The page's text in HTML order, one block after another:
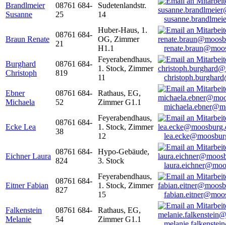
Brandlmeier
Susanne
08761 684-
25
Sudetenlandstr.
14
Braun Renate
08761 684-
21
Huber-Haus, 1.
OG, Zimmer
H1.1
Burghard
Christoph
08761 684-
819
Feyerabendhaus,
1. Stock, Zimmer
11
Ebner
Michaela
08761 684-
52
Rathaus, EG,
Zimmer G1.1
Ecke Lea
08761 684-
38
Feyerabendhaus,
1. Stock, Zimmer
12
Eichner Laura
08761 684-
824
Hypo-Gebäude,
3. Stock
Eitner Fabian
08761 684-
827
Feyerabendhaus,
1. Stock, Zimmer
15
Falkenstein
Melanie
08761 684-
54
Rathaus, EG,
Zimmer G1.1